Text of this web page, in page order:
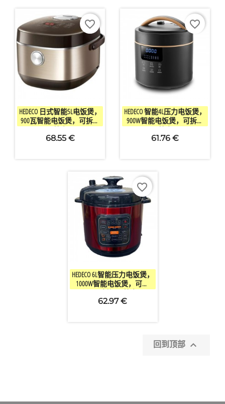
快速查看
HEDECO 日式智能5L电饭煲，
900瓦智能电饭煲，可拆卸
68.55 €
favorite_border
快速查看
HEDECO 智能4L压力电饭煲，
900W智能电饭煲，可拆卸
61.76 €
favorite_border
快速查看
HEDECO 6L智能压力电饭煲，
1000W智能电饭煲，可编
程，可拆卸不粘内胆
62.97 €
favorite_border
回到顶部 